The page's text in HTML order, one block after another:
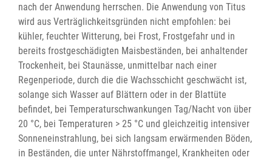
nach der Anwendung herrschen. Die Anwendung von Titus
wird aus Verträglichkeitsgründen nicht empfohlen: bei
kühler, feuchter Witterung, bei Frost, Frostgefahr und in
bereits frostgeschädigten Maisbeständen, bei anhaltender
Trockenheit, bei Staunässe, unmittelbar nach einer
Regenperiode, durch die die Wachsschicht geschwächt ist,
solange sich Wasser auf Blättern oder in der Blattüte
befindet, bei Temperaturschwankungen Tag/Nacht von über
20 °C, bei Temperaturen > 25 °C und gleichzeitig intensiver
Sonneneinstrahlung, bei sich langsam erwärmenden Böden,
in Beständen, die unter Nährstoffmangel, Krankheiten oder